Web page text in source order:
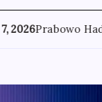
Buku